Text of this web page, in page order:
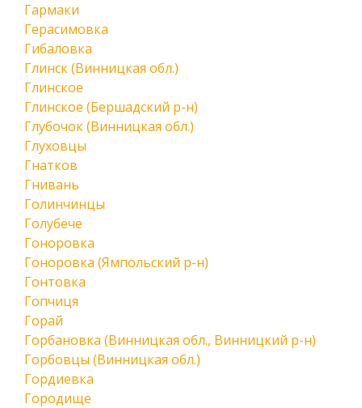
Гармаки
Герасимовка
Гибаловка
Глинск (Винницкая обл.)
Глинское
Глинское (Бершадский р-н)
Глубочок (Винницкая обл.)
Глуховцы
Гнатков
Гнивань
Голинчинцы
Голубече
Гоноровка
Гоноровка (Ямпольский р-н)
Гонтовка
Гопчиця
Горай
Горбановка (Винницкая обл., Винницкий р-н)
Горбовцы (Винницкая обл.)
Гордиевка
Городище